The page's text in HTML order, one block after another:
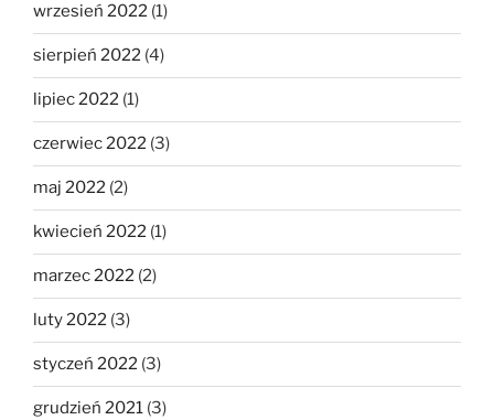
wrzesień 2022 (1)
sierpień 2022 (4)
lipiec 2022 (1)
czerwiec 2022 (3)
maj 2022 (2)
kwiecień 2022 (1)
marzec 2022 (2)
luty 2022 (3)
styczeń 2022 (3)
grudzień 2021 (3)